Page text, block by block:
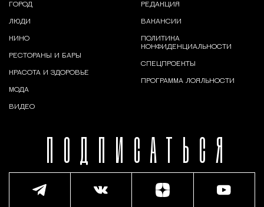
ПОДПИСАТЬСЯ
ГОРОД
ЛЮДИ
КИНО
РЕСТОРАНЫ И БАРЫ
КРАСОТА И ЗДОРОВЬЕ
МОДА
ВИДЕО
РЕДАКЦИЯ
ВАКАНСИИ
ПОЛИТИКА
КОНФИДЕНЦИАЛЬНОСТИ
СПЕЦПРОЕКТЫ
ПРОГРАММА ЛОЯЛЬНОСТИ